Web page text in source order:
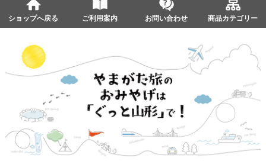
ショップへ戻る ご利用案内 お問い合わせ 商品カテゴリー